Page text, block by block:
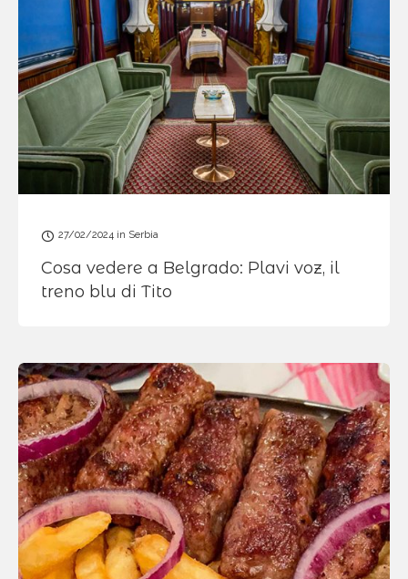
27/02/2024 in Serbia
Cosa vedere a Belgrado: Plavi voz, il
treno blu di Tito